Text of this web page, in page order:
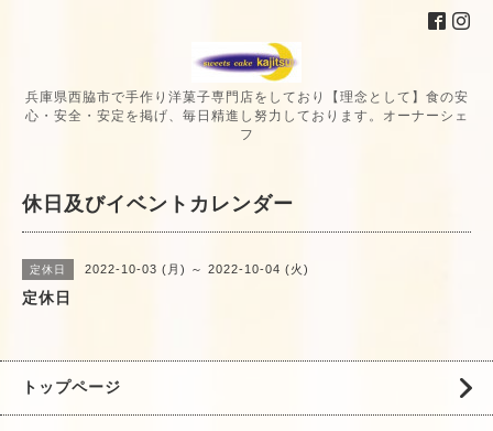
兵庫県西脇市で手作り洋菓子専門店をしており【理念として】食の安
心・安全・安定を掲げ、毎日精進し努力しております。オーナーシェ
フ
休日及びイベントカレンダー
定休日 2022-10-03 (月) ～ 2022-10-04 (火)
定休日
トップページ